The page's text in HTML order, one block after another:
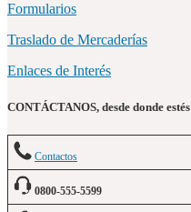
Formularios
Traslado de Mercaderías
Enlaces de Interés
CONTÁCTANOS, desde donde estés
Contactos
0800-555-5599